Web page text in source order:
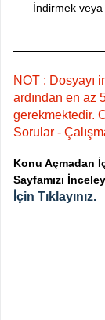
İndirmek veya
NOT : Dosyayı
ardından en az
gerekmektedir.
Sorular -
Konu Açmadan
Sayfamızı
İçin Tıklayınız.